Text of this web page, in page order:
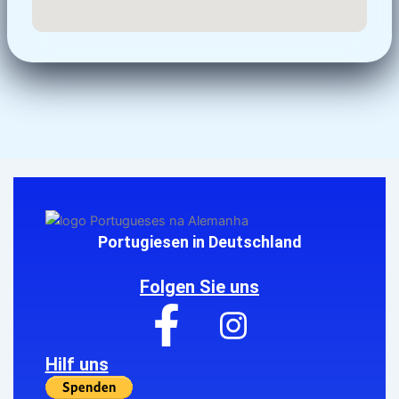
Portugiesen in Deutschland
Folgen Sie uns
Hilf uns